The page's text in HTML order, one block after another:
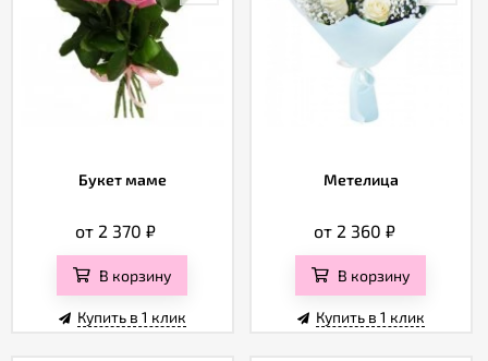
Букет маме
от 2 370₽
В корзину
Купить в 1 клик
Метелица
от 2 360 ₽
В корзину
Купить в 1 клик